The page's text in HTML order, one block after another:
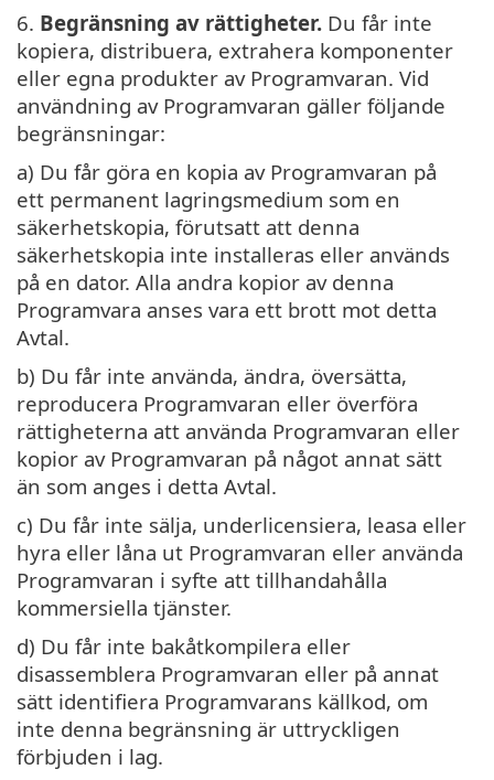
6. Begränsning av rättigheter. Du får inte
kopiera, distribuera, extrahera komponenter
eller egna produkter av Programvaran. Vid
användning av Programvaran gäller följande
begränsningar:
a) Du får göra en kopia av Programvaran på
ett permanent lagringsmedium som en
säkerhetskopia, förutsatt att denna
säkerhetskopia inte installeras eller används
på en dator. Alla andra kopior av denna
Programvara anses vara ett brott mot detta
Avtal.
b) Du får inte använda, ändra, översätta,
reproducera Programvaran eller överföra
rättigheterna att använda Programvaran eller
kopior av Programvaran på något annat sätt
än som anges i detta Avtal.
c) Du får inte sälja, underlicensiera, leasa eller
hyra eller låna ut Programvaran eller använda
Programvaran i syfte att tillhandahålla
kommersiella tjänster.
d) Du får inte bakåtkompilera eller
disassemblera Programvaran eller på annat
sätt identifiera Programvarans källkod, om
inte denna begränsning är uttryckligen
förbjuden i lag.